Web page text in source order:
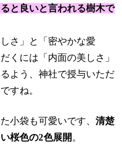
と良いと言われる樹木で
さ」と「密やかな愛
くには「内面の美しさ」
よう、神社で授与いただ
すね。
小袋も可愛いです、 清楚
桜色の2色展開。